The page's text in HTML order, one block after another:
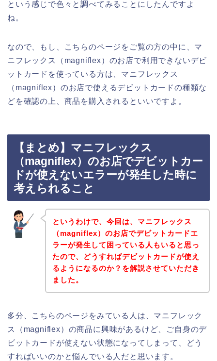
という感じで色々と調べてみることにしたんですよ
ね。
なので、もし、こちらのページをご覧の方の中に、マ
ニフレックス（magniflex）のお店で利用できないデビ
ットカードを使っている方は、マニフレックス
（magniflex）のお店で使えるデビットカードの種類な
どを確認の上、商品を購入されるといいですよ。
【まとめ】マニフレックス
（magniflex）のお店でデビットカー
ドが使えないエラーが発生した時に
考えられること
というわけで、今回は、マニフレックス
（magniflex）のお店でデビットカードエ
ラーが発生して困っている人もいると思っ
たので、どうすればデビットカードが使え
るようになるのか？を解説させていただき
ました。
多分、こちらのページをみている人は、マニフレック
ス（magniflex）の商品に興味があるけど、ご自身のデ
ビットカードが使えない状態になってしまって、どう
すればいいのかと悩んでいる人だと思います。